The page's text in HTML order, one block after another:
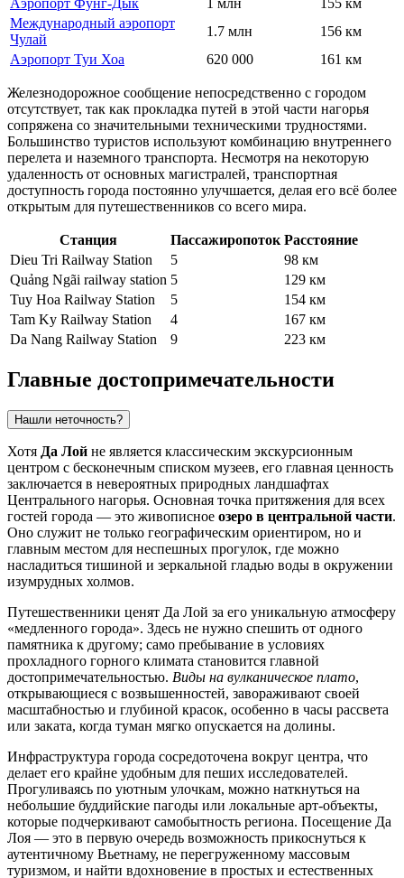
Международный аэропорт
Чулай
1.7 млн
156 км
Аэропорт Туи Хоа
620 000 161 км
Железнодорожное сообщение непосредственно с городом
отсутствует, так как прокладка путей в этой части нагорья
сопряжена со значительными техническими трудностями.
Большинство туристов используют комбинацию внутреннего
перелета и наземного транспорта. Несмотря на некоторую
удаленность от основных магистралей, транспортная
доступность города постоянно улучшается, делая его всё более
открытым для путешественников со всего мира.
Станция Пассажиропоток Расстояние
Dieu Tri Railway Station
5
98 км
Quảng Ngãi railway station 5
129 км
Tuy Hoa Railway Station
5
154 км
Tam Ky Railway Station
4
167 км
Da Nang Railway Station
9 223 км
Главные достопримечательности
Нашли неточность?
Хотя Да Лой не является классическим экскурсионным
центром с бесконечным списком музеев, его главная ценность
заключается в невероятных природных ландшафтах
Центрального нагорья. Основная точка притяжения для всех
гостей города — это живописное озеро в центральной части.
Оно служит не только географическим ориентиром, но и
главным местом для неспешных прогулок, где можно
насладиться тишиной и зеркальной гладью воды в окружении
изумрудных холмов.
Путешественники ценят Да Лой за его уникальную атмосферу
«медленного города». Здесь не нужно спешить от одного
памятника к другому; само пребывание в условиях
прохладного горного климата становится главной
достопримечательностью. Виды на вулканическое плато,
открывающиеся с возвышенностей, завораживают своей
масштабностью и глубиной красок, особенно в часы рассвета
или заката, когда туман мягко опускается на долины.
Инфраструктура города сосредоточена вокруг центра, что
делает его крайне удобным для пеших исследователей.
Прогуливаясь по уютным улочкам, можно наткнуться на
небольшие буддийские пагоды или локальные арт-объекты,
которые подчеркивают самобытность региона. Посещение Да
Лоя — это в первую очередь возможность прикоснуться к
аутентичному Вьетнаму, не перегруженному массовым
туризмом, и найти вдохновение в простых и естественных